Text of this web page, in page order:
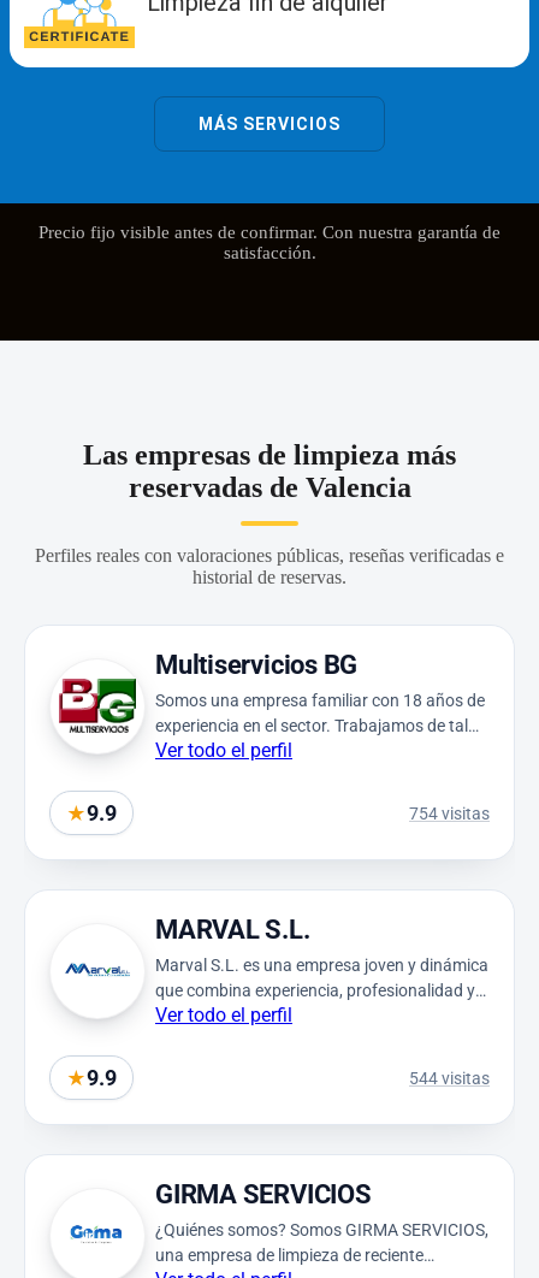
Precio fijo visible antes de confirmar. Con nuestra garantía de
satisfacción.
Las empresas de limpieza más
reservadas de Valencia
Perfiles reales con valoraciones públicas, reseñas verificadas e
historial de reservas.